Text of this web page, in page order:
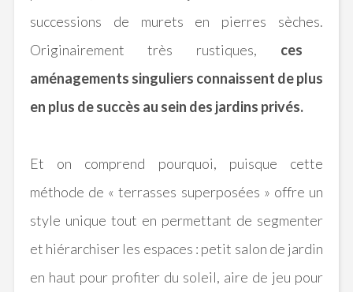
successions de murets en pierres sèches.
Originairement très rustiques, ces
aménagements singuliers connaissent de plus
en plus de succès au sein des jardins privés.
Et on comprend pourquoi, puisque cette
méthode de « terrasses superposées » offre un
style unique tout en permettant de segmenter
et hiérarchiser les espaces : petit salon de jardin
en haut pour profiter du soleil, aire de jeu pour